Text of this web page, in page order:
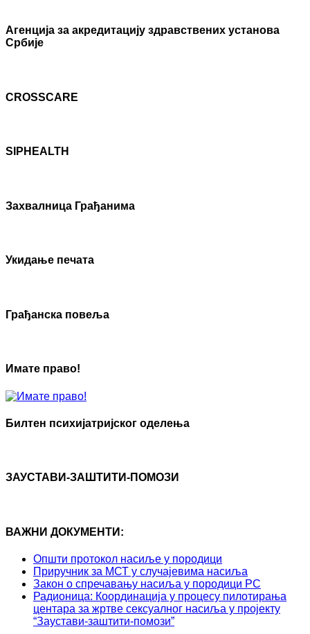
Агенцијa за акредитацију здравствених установа
Србије
CROSSCARE
SIPHEALTH
Захвалница Грађанима
Укидање печата
Грађанска повеља
Имате право!
Билтен психијатријског оделења
ЗАУСТАВИ-ЗАШТИТИ-ПОМОЗИ
ВАЖНИ ДОКУМЕНТИ:
Општи протокол насиље у породици
Приручник за МСТ у случајевима насиља
Закон о спречавању насиља у породици РС
Радионица: Координација у процесу пилотирања
центара за жртве сексуалног насиља у пројекту
“Заустави-заштити-помози”